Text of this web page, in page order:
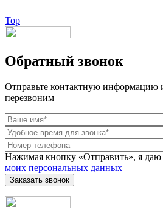
Top
Обратный звонок
Отправьте контактную информацию
перезвоним
Нажимая кнопку «Отправить», я даю
моих персональных данных